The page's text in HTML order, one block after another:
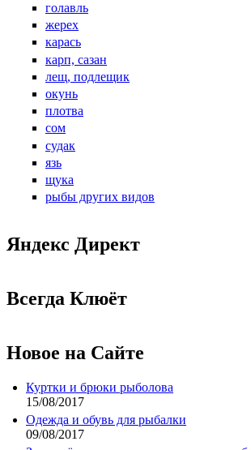
голавль
жерех
карась
карп, сазан
лещ, подлещик
окунь
плотва
сом
судак
язь
щука
рыбы других видов
Яндекс Директ
Всегда Клюёт
Новое на Сайте
Куртки и брюки рыболова
15/08/2017
Одежда и обувь для рыбалки
09/08/2017